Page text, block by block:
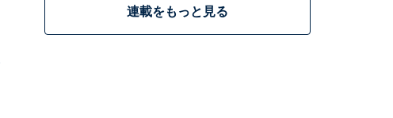
連載をもっと見る